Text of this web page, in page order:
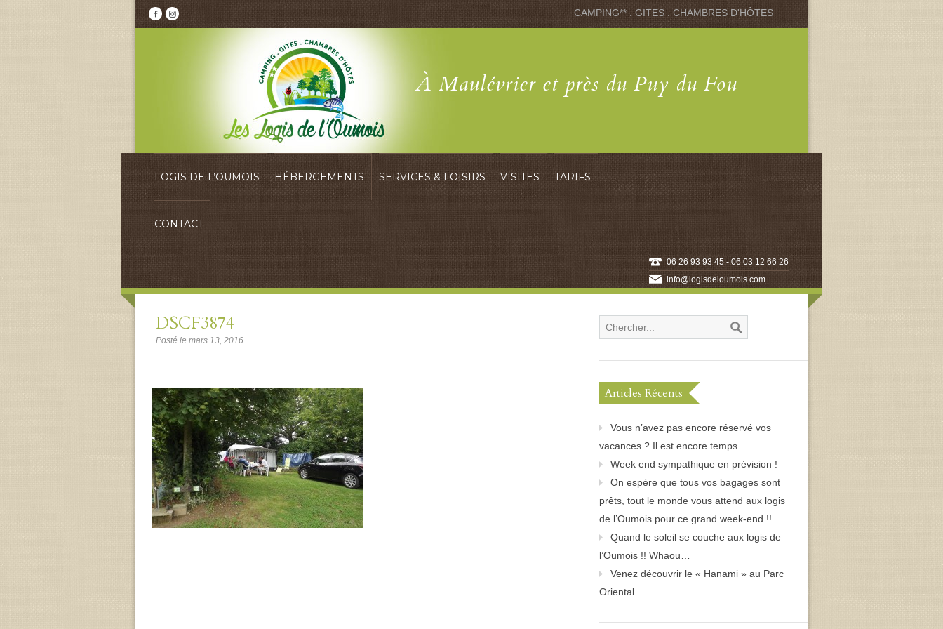
CAMPING** . GITES . CHAMBRES D'HÔTES
À Maulévrier et près du Puy du Fou
LOGIS DE L’OUMOIS HÉBERGEMENTS SERVICES & LOISIRS VISITES TARIFS
CONTACT
06 26 93 93 45 - 06 03 12 66 26
info@logisdeloumois.com
DSCF3874
Posté le mars 13, 2016
Articles Récents
Vous n’avez pas encore réservé vos
vacances ? Il est encore temps…
Week end sympathique en prévision !
On espère que tous vos bagages sont
prêts, tout le monde vous attend aux logis
de l’Oumois pour ce grand week-end !!
Quand le soleil se couche aux logis de
l’Oumois !! Whaou…
Venez découvrir le « Hanami » au Parc
Oriental